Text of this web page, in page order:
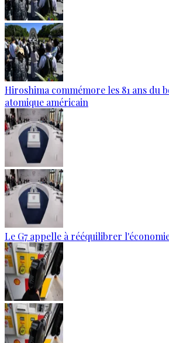
Hiroshima commémore les 81 ans du
atomique américain
Le G7 appelle à rééquilibrer